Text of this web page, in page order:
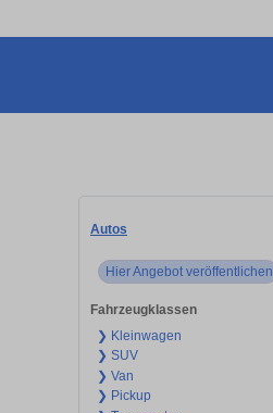
Autos
Hier Angebot veröffentlichen
Fahrzeugklassen
❯ Kleinwagen
❯ SUV
❯ Van
❯ Pickup